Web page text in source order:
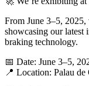
From June 3–5,
showcasing our latest
braking technology.
📅 Date: June 3–5,
📍 Location: Palau de